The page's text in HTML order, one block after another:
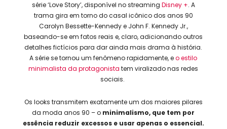
série ‘Love Story’, disponível no streaming Disney +. A
trama gira em torno do casal icônico dos anos 90
Carolyn Bessette-Kennedy e John F. Kennedy Jr.,
baseando-se em fatos reais e, claro, adicionando outros
detalhes fictícios para dar ainda mais drama à história.
A série se tornou um fenômeno rapidamente, eo estilo
minimalista da protagonista tem viralizado nas redes
sociais.
Os looks transmitem exatamente um dos maiores pilares
da moda anos 90 – o minimalismo, que tem por
essência reduzir excessos e usar apenas o essencial.